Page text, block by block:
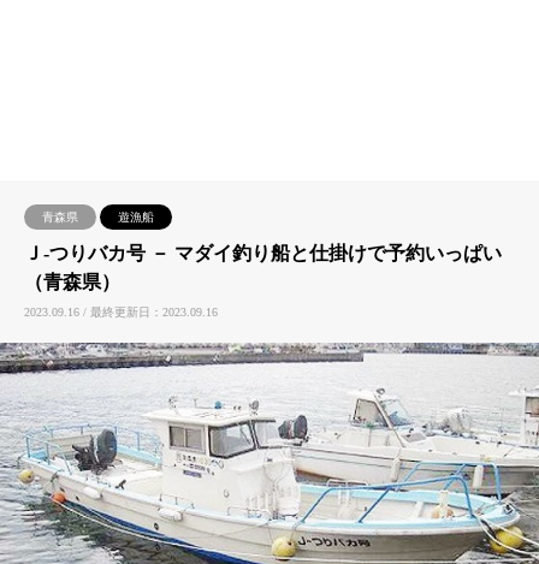
青森県 遊漁船
Ｊ-つりバカ号 － マダイ釣り船と仕掛けで予約いっぱい
（青森県）
2023.09.16 / 最終更新日：2023.09.16